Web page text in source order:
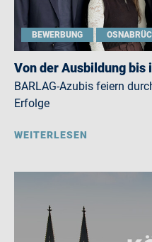
BEWERBUNG
Von der Ausbildung bis
BARLAG-Azubis feiern
Erfolge
WEITERLESEN